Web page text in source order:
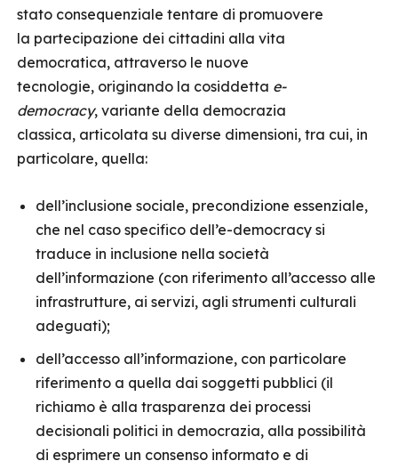
stato consequenziale tentare di promuovere
la partecipazione dei cittadini alla vita
democratica, attraverso le nuove
tecnologie, originando la cosiddetta e-
democracy, variante della democrazia
classica, articolata su diverse dimensioni, tra cui, in
particolare, quella:
dell’inclusione sociale, precondizione essenziale,
che nel caso specifico dell’e-democracy si
traduce in inclusione nella società
dell’informazione (con riferimento all’accesso alle
infrastrutture, ai servizi, agli strumenti culturali
adeguati);
dell’accesso all’informazione, con particolare
riferimento a quella dai soggetti pubblici (il
richiamo è alla trasparenza dei processi
decisionali politici in democrazia, alla possibilità
di esprimere un consenso informato e di